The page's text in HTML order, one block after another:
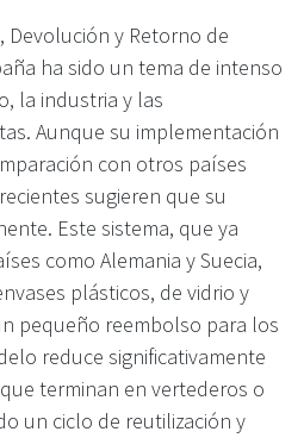
Devolución y Retorno de
ha sido un tema de intenso
la industria y las
Aunque su implementación
con otros países
sugieren que su
Este sistema, que ya
como Alemania y Suecia,
plásticos, de vidrio y
pequeño reembolso para los
reduce significativamente
terminan en vertederos o
un ciclo de reutilización y